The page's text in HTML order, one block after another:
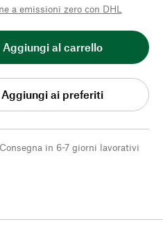
a emissioni zero con DHL
Aggiungi al carrello
Aggiungi ai preferiti
Consegna in 6-7 giorni lavorativi